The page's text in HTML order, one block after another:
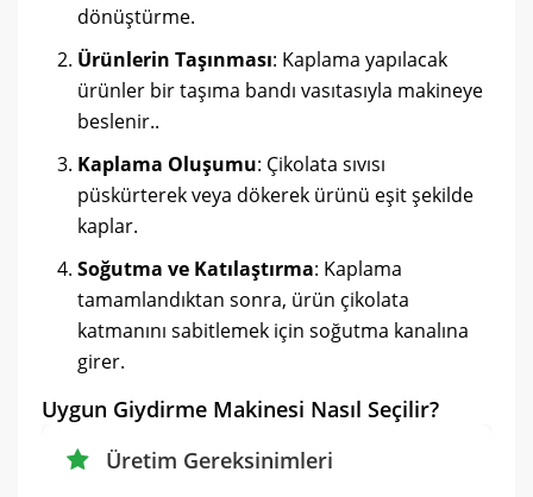
dönüştürme.
Ürünlerin Taşınması: Kaplama yapılacak
ürünler bir taşıma bandı vasıtasıyla makineye
beslenir..
Kaplama Oluşumu: Çikolata sıvısı
püskürterek veya dökerek ürünü eşit şekilde
kaplar.
Soğutma ve Katılaştırma: Kaplama
tamamlandıktan sonra, ürün çikolata
katmanını sabitlemek için soğutma kanalına
girer.
Uygun Giydirme Makinesi Nasıl Seçilir?
Üretim Gereksinimleri